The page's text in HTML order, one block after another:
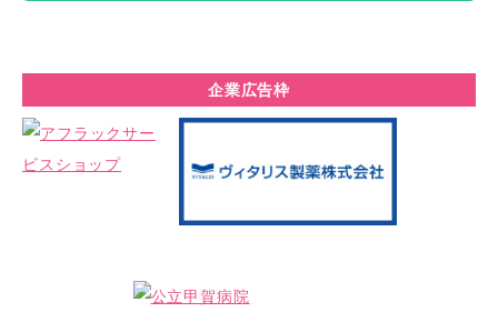
企業広告枠